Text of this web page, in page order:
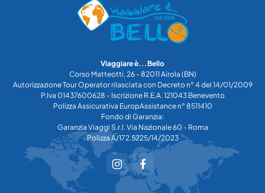
Viaggiare è...Bello
Corso Matteotti, 26 - 82011 Airola (BN)
Autorizzazione Tour Operator rilasciata con Decreto n° 4 del 14/01/2009
P.Iva 01437600628 - Iscrizione R.E.A. 121043 Benevento
Polizza Assicurativa EuropAssistance n° 8511410
Fondo di Garanzia:
Garanzia Viaggi S.r.l. Via Nazionale 60 - Roma
Polizza A/172.5225/14/2023